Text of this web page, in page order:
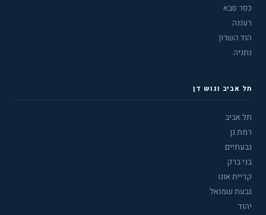
כפר סבא
רעננה
הוד השרון
נתניה
תל אביב וגוש דן
תל אביב
רמת גן
גבעתיים
בני ברק
קריית אונו
גבעת שמואל
יהוד